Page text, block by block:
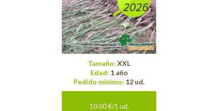
2026
Tamaño: XXL
Edad: 1 año
Pedido mínimo: 12 ud.
10.00 €/1 ud.